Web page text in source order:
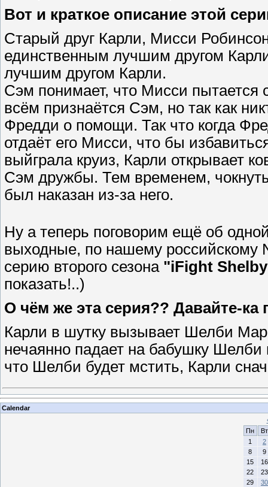
Вот и краткое описание этой
Старый друг Карли, Мисси
единственным лучшим другом
лучшим другом Карли.
Сэм понимает, что Мисси пытается
всём признаётся Сэм, но так как
Фредди о помощи. Так что когда
отдаёт его Мисси, что бы
выйграла круиз, Карли открывает
Сэм дружбы. Тем временем,
был наказан из-за него.
Ну а теперь поговорим ещё об
выходные, по нашему российскому
серию второго сезона "iFight
показать!..)
О чём же эта серия?? Давайте-ка
Карли в шутку вызывает Шелби
нечаянно падает на бабушку
что Шелби будет мстить, Карли
Calendar
Пн
Вт
1
2
8
9
15
16
22
23
29
30